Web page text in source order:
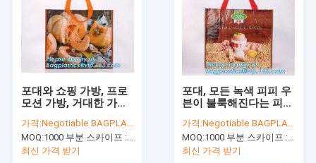
포대와 쇼핑 가방, 프로
모션 가방, 거대한 가방,
형 손가방, 녹색 피피 포
대, 피피 우븐 쇼핑
가격:Negotiable BAGPLASTICS@YAHOO.COM
MOQ:1000 부분 스카이프 : 마이데아르닐
최신 가격 받기
포대, 모든 녹색 피피 우
븐이 불룩해진다는 피피
핑 가방, 비 포대, 피피
가방, 승진 선물 가방, 숍
피
가격:Negotiable BAGPLASTICS@YAHOO.COM
MOQ:1000 부분 스카이프 : 마이데아르닐
최신 가격 받기